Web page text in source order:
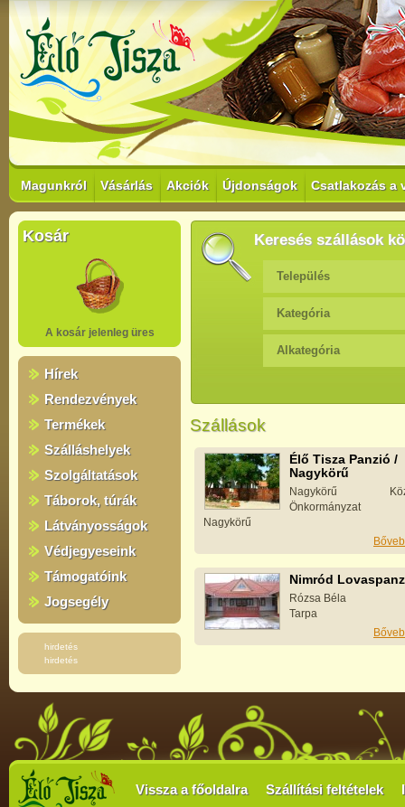
Magunkról Vásárlás Akciók Újdonságok Csatlakozás a
Kosár
A kosár jelenleg üres
Hírek
Rendezvények
Termékek
Szálláshelyek
Szolgáltatások
Táborok, túrák
Látványosságok
Védjegyeseink
Támogatóink
Jogsegély
hirdetés
hirdetés
Keresés szállások
Település
Kategória
Alkategória
Szállások
Élő Tisza Panzió /
Nagykörű
Nagykörű
Önkormányzat
Nagykörű
Nimród
Rózsa Béla
Tarpa
Vissza a főoldalra Szállítási feltételek